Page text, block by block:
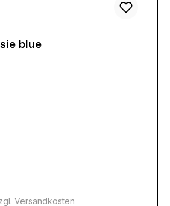
blue
Versandkosten